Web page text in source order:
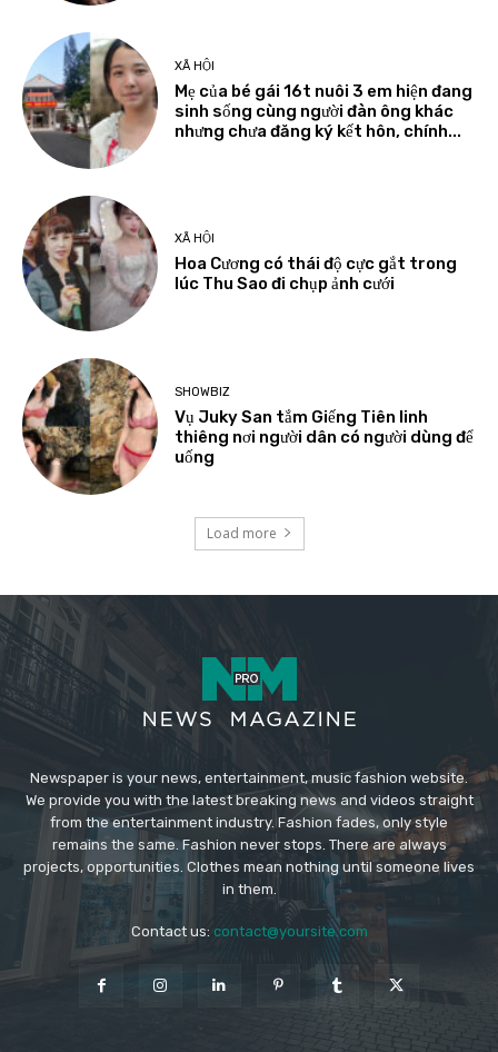
XÃ HỘI
Mẹ của bé gái 16t nuôi 3 em hiện đang
sinh sống cùng người đàn ông khác
nhưng chưa đăng ký kết hôn, chính...
XÃ HỘI
Hoa Cương có thái độ cực gắt trong
lúc Thu Sao đi chụp ảnh cưới
SHOWBIZ
Vụ Juky San tắm Giếng Tiên linh
thiêng nơi người dân có người dùng để
uống
Load more
Newspaper is your news, entertainment, music fashion website.
We provide you with the latest breaking news and videos straight
from the entertainment industry. Fashion fades, only style
remains the same. Fashion never stops. There are always
projects, opportunities. Clothes mean nothing until someone lives
in them.
Contact us: contact@yoursite.com